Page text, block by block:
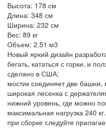
Высота: 178 см
Длина: 348 см
Ширина: 232 см
Вес: 89 кг
Объем: 2.51 м3
Новый яркий дизайн
бегать, кататься с горки, и
сделано в США;
мостик соединяет две башни,
широкая лесенка с
нижний уровень, где можно
максимальная нагрузка 240
при сборке следуйте